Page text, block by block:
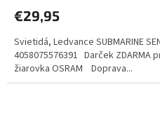
€29,95
Svietidá, Ledvance SUBMARINE
4058075576391 Darček ZDARMA
žiarovka OSRAM Doprava...